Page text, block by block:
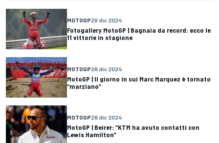
MOTOGP29 dic 2024
Fotogallery MotoGP | Bagnaia da record: ecco le
11 vittorie in stagione
MOTOGP26 dic 2024
MotoGP | Il giorno in cui Marc Marquez è tornato
“marziano”
MOTOGP26 dic 2024
MotoGP | Beirer: “KTM ha avuto contatti con
Lewis Hamilton”